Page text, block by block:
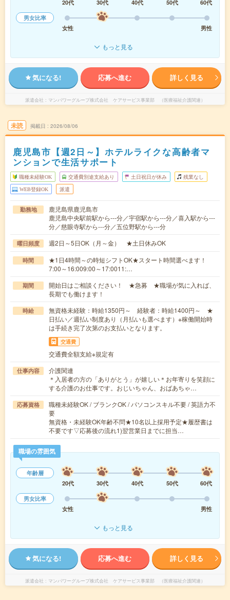
20代
30代 40代 50代
60代
男女比率
女性
男性
もっと見る
気になる! 応募へ進む 詳しく見る
派遣会社 マンパワーグループ株式会社 ケアサービス事業部 （医療福祉介護関連）
未読 掲載日 2026/08/06
鹿児島市【週2日～】ホテルライクな高齢者マ
ンションで生活サポート
職種未経験OK 交通費別途支給あり 土日祝日が休み 残業なし
WEB登録OK 派遣
勤務地
鹿児島県鹿児島市
鹿児島中央駅前駅から---分／宇宿駅から---分／喜入駅から---
分／慈眼寺駅から---分／五位野駅から---分
曜日頻度 週2日～5日OK（月～金） ★土日休みOK
時間
★1日4時間～の時短シフトOK★スタート時間選べます！
7:00～16:009:00～17:0011:…
期間
開始日はご相談ください！ ★急募 ★職場が気に入れば、
長期でも働けます！
時給
無資格未経験：時給1350円～ 経験者：時給1400円～ ★
日払い／週払い制度あり（月払いも選べます）※稼働開始時
は手続き完了次第のお支払いとなります。
交通費
交通費全額支給※規定有
仕事内容
介護関連
＊入居者の方の「ありがとう」が嬉しい＊お年寄りを笑顔に
する介護のお仕事です。おじいちゃん、おばあちゃ…
応募資格
職種未経験OK / ブランクOK / パソコンスキル不要 / 英語力不
要
無資格・未経験OK年齢不問★10名以上採用予定★履歴書は
不要です▽応募後の流れ1)翌営業日までに担当…
職場の雰囲気
年齢層
20代
30代 40代 50代
60代
男女比率
女性
男性
もっと見る
気になる! 応募へ進む 詳しく見る
派遣会社 マンパワーグループ株式会社 ケアサービス事業部 （医療福祉介護関連）